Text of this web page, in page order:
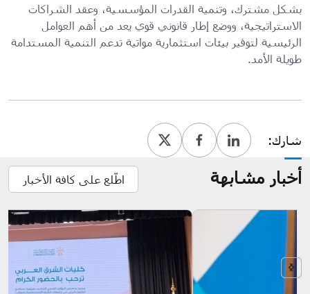
بشكل مشترك، وتنمية القدرات المؤسسية، وعقد الشراكات
الاستراتيجية، ووضع إطار قانوني قوي يعد من أهم العوامل
الرئيسية لتوفير بيئات استثمارية مواتية تدعم التنمية المستدامة
طويلة الأمد.
شارك:
أخبار مشابهة اطّلع على كافة الأخبار